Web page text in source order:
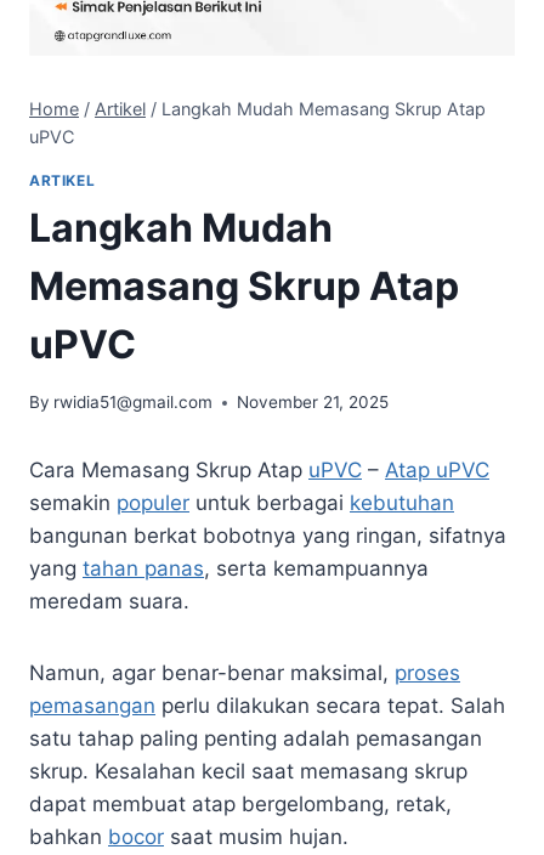
Home / Artikel / Langkah Mudah Memasang Skrup Atap
uPVC
ARTIKEL
Langkah Mudah
Memasang Skrup Atap
uPVC
By rwidia51@gmail.com November 21, 2025
Cara Memasang Skrup Atap uPVC – Atap uPVC
semakin populer untuk berbagai kebutuhan
bangunan berkat bobotnya yang ringan, sifatnya
yang tahan panas, serta kemampuannya
meredam suara.
Namun, agar benar-benar maksimal, proses
pemasangan perlu dilakukan secara tepat. Salah
satu tahap paling penting adalah pemasangan
skrup. Kesalahan kecil saat memasang skrup
dapat membuat atap bergelombang, retak,
bahkan bocor saat musim hujan.